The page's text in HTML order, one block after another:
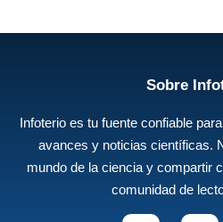
Sobre
Infoterio es tu fuente confiable
avances y noticias científicas.
mundo de la ciencia y compartir
comunidad de